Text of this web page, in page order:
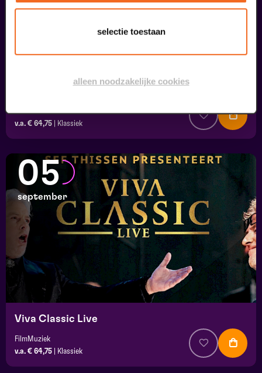
selectie toestaan
alleen noodzakelijke cookies
FilmMuziek
v.a. € 64,75
Klassiek
05
september
Viva Classic Live
FilmMuziek
v.a. € 64,75
Klassiek